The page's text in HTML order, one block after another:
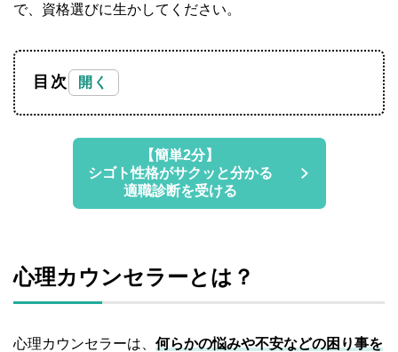
で、資格選びに生かしてください。
目次
【簡単2分】
シゴト性格がサクッと分かる
適職診断を受ける
心理カウンセラーとは？
心理カウンセラーは、 何らかの悩みや不安などの困り事を